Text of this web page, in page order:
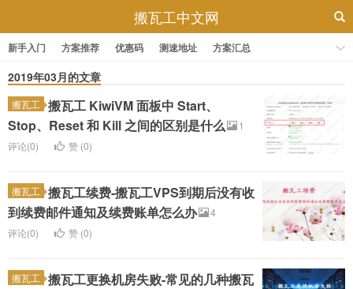
搬瓦工中文网
新手入门 方案推荐 优惠码 测速地址 方案汇总
2019年03月的文章
搬瓦工
搬瓦工 KiwiVM 面板中 Start、
Stop、Reset 和 Kill 之间的区别是什么
1
评论(0)
赞 (0)
搬瓦工
搬瓦工续费-搬瓦工VPS到期后没有收
到续费邮件通知及续费账单怎么办
4
评论(0)
赞 (0)
搬瓦工
搬瓦工更换机房失败-常见的几种搬瓦